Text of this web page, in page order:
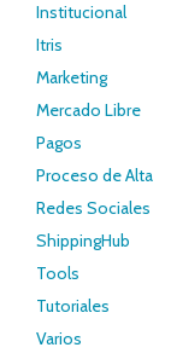
Institucional
Itris
Marketing
Mercado Libre
Pagos
Proceso de Alta
Redes Sociales
ShippingHub
Tools
Tutoriales
Varios